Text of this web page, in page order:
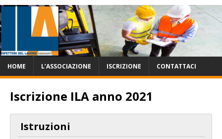
HOME L’ASSOCIAZIONE ISCRIZIONE CONTATTACI
Iscrizione ILA anno 2021
Istruzioni